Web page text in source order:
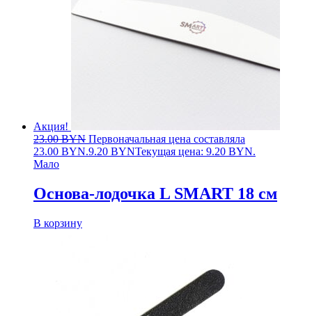
Акция!
23.00BYN Первоначальная цена составляла
23.00 BYN.9.20 BYNТекущая цена: 9.20 BYN.
Мало
Основа-лодочка L SMART 18 см
В корзину